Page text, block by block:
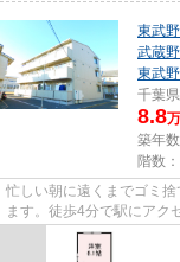
東武
武蔵
東武
千葉県
8.8
築年
階数
忙しい朝に遠くまでゴミ
ます。徒歩4分で駅にアク
クレジットカードで初期費